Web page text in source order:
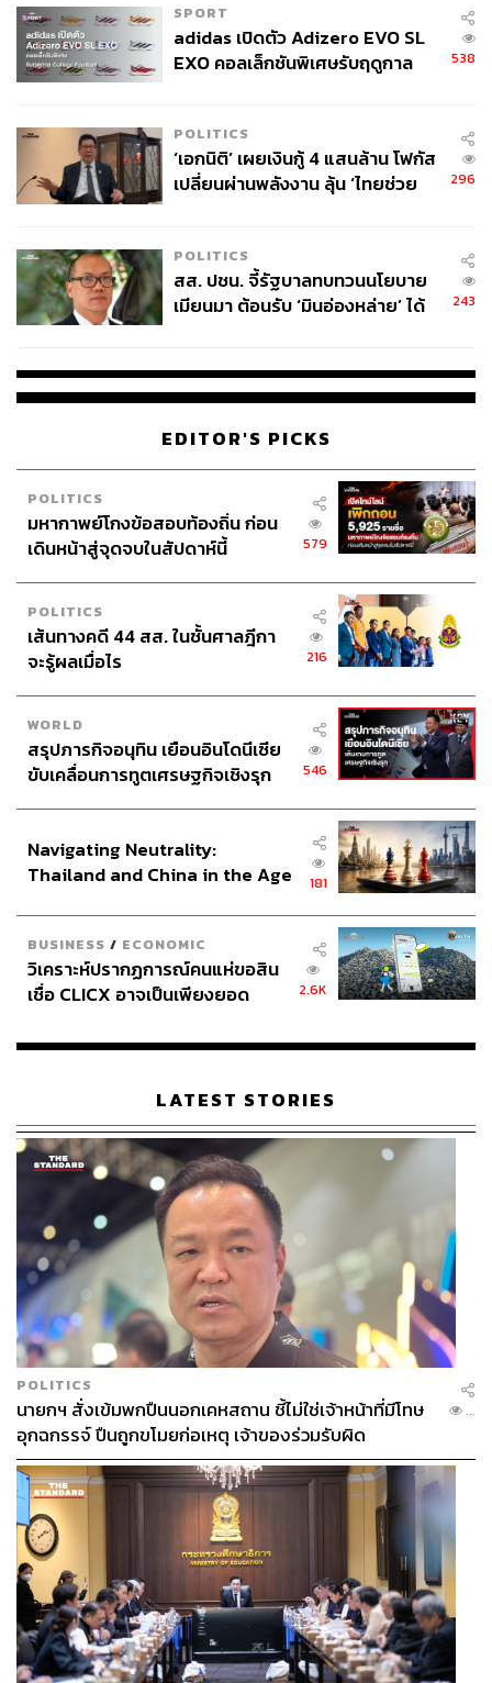
SPORT
adidas เปิดตัว Adizero EVO SL
EXO คอลเล็กชันพิเศษรับฤดูกาล
538
POLITICS
‘เอกนิติ’ เผยเงินกู้ 4 แสนล้าน โฟกัส
เปลี่ยนผ่านพลังงาน ลุ้น ‘ไทยช่วย
296
POLITICS
สส. ปชน. จี้รัฐบาลทบทวนนโยบาย
เมียนมา ต้อนรับ ‘มินอ่องหล่าย’ ได้
243
EDITOR'S PICKS
POLITICS
มหากาพย์โกงข้อสอบท้องถิ่น ก่อน
เดินหน้าสู่จุดจบในสัปดาห์นี้
579
POLITICS
เส้นทางคดี 44 สส. ในชั้นศาลฎีกา
จะรู้ผลเมื่อไร
216
WORLD
สรุปภารกิจอนุทิน เยือนอินโดนีเซีย
ขับเคลื่อนการทูตเศรษฐกิจเชิงรุก
546
Navigating Neutrality:
Thailand and China in the Age
181
BUSINESS / ECONOMIC
วิเคราะห์ปรากฏการณ์คนแห่ขอสิน
เชื่อ CLICX อาจเป็นเพียงยอด
เรือนไทยที่ถูกซุกไว้
2.6K
LATEST STORIES
POLITICS
นายกฯ สั่งเข้มพกปืนนอกเคหสถาน ชี้ไม่ใช่เจ้าหน้าที่มีโทษ
อุกฉกรรจ์ ปืนถูกขโมยก่อเหตุ เจ้าของร่วมรับผิด
...